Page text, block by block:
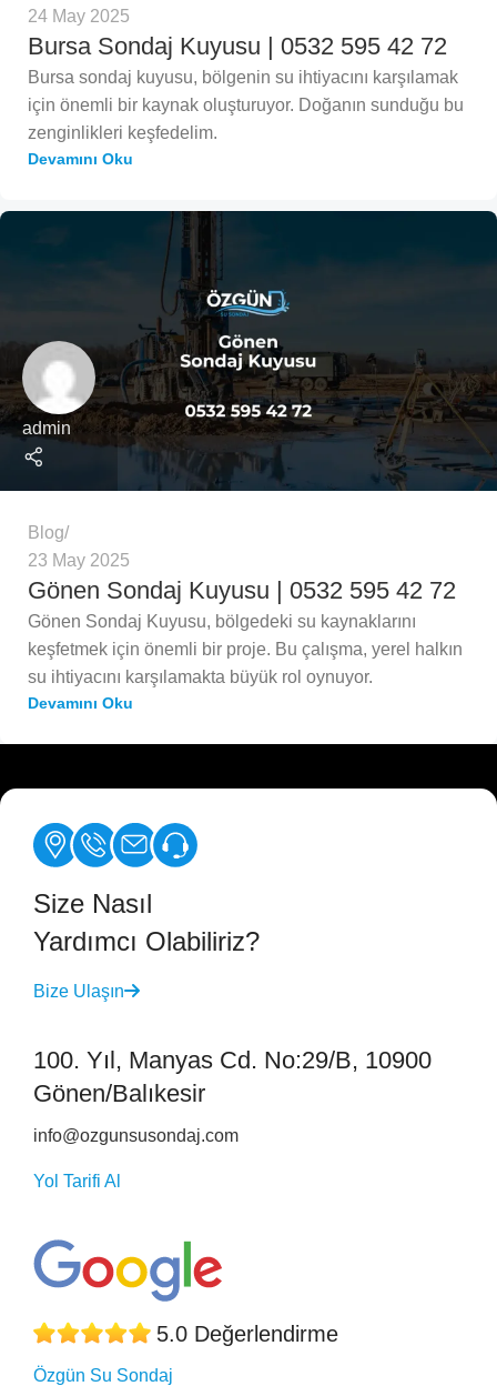
24 May 2025
Bursa Sondaj Kuyusu | 0532 595 42 72
Bursa sondaj kuyusu, bölgenin su ihtiyacını karşılamak
için önemli bir kaynak oluşturuyor. Doğanın sunduğu bu
zenginlikleri keşfedelim.
Devamını Oku
admin
Blog
23 May 2025
Gönen Sondaj Kuyusu | 0532 595 42 72
Gönen Sondaj Kuyusu, bölgedeki su kaynaklarını
keşfetmek için önemli bir proje. Bu çalışma, yerel halkın
su ihtiyacını karşılamakta büyük rol oynuyor.
Devamını Oku
Size Nasıl
Yardımcı Olabiliriz?
Bize Ulaşın
100. Yıl, Manyas Cd. No:29/B, 10900
Gönen/Balıkesir
info@ozgunsusondaj.com
Yol Tarifi Al
5.0 Değerlendirme
Özgün Su Sondaj